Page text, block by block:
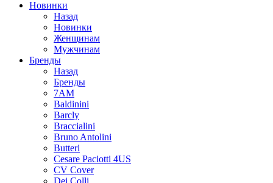
Новинки
Назад
Новинки
Женщинам
Мужчинам
Бренды
Назад
Бренды
7AM
Baldinini
Barcly
Braccialini
Bruno Antolini
Butteri
Cesare Paciotti 4US
CV Cover
Dei Colli